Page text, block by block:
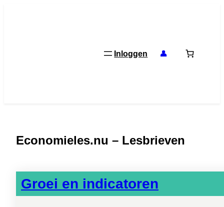
Inloggen 👤
Economieles.nu – Lesbrieven
Groei en indicatoren